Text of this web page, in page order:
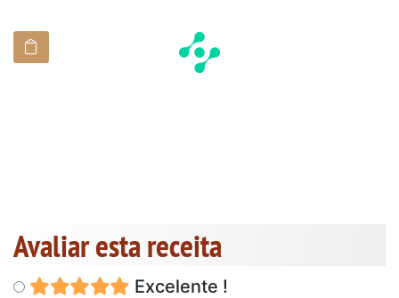
Avaliar esta receita
Excelente !